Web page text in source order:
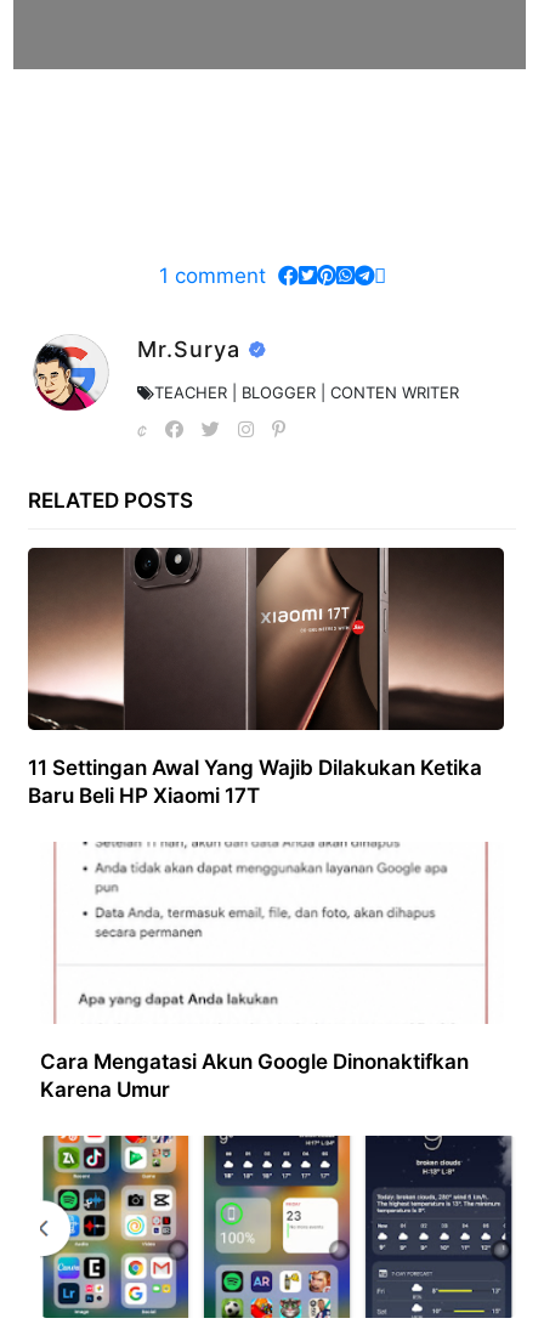
1 comment
Mr.Surya
TEACHER | BLOGGER | CONTEN WRITER
RELATED POSTS
11 Settingan Awal Yang Wajib Dilakukan Ketika
Baru Beli HP Xiaomi 17T
Cara Mengatasi Akun Google Dinonaktifkan
Karena Umur